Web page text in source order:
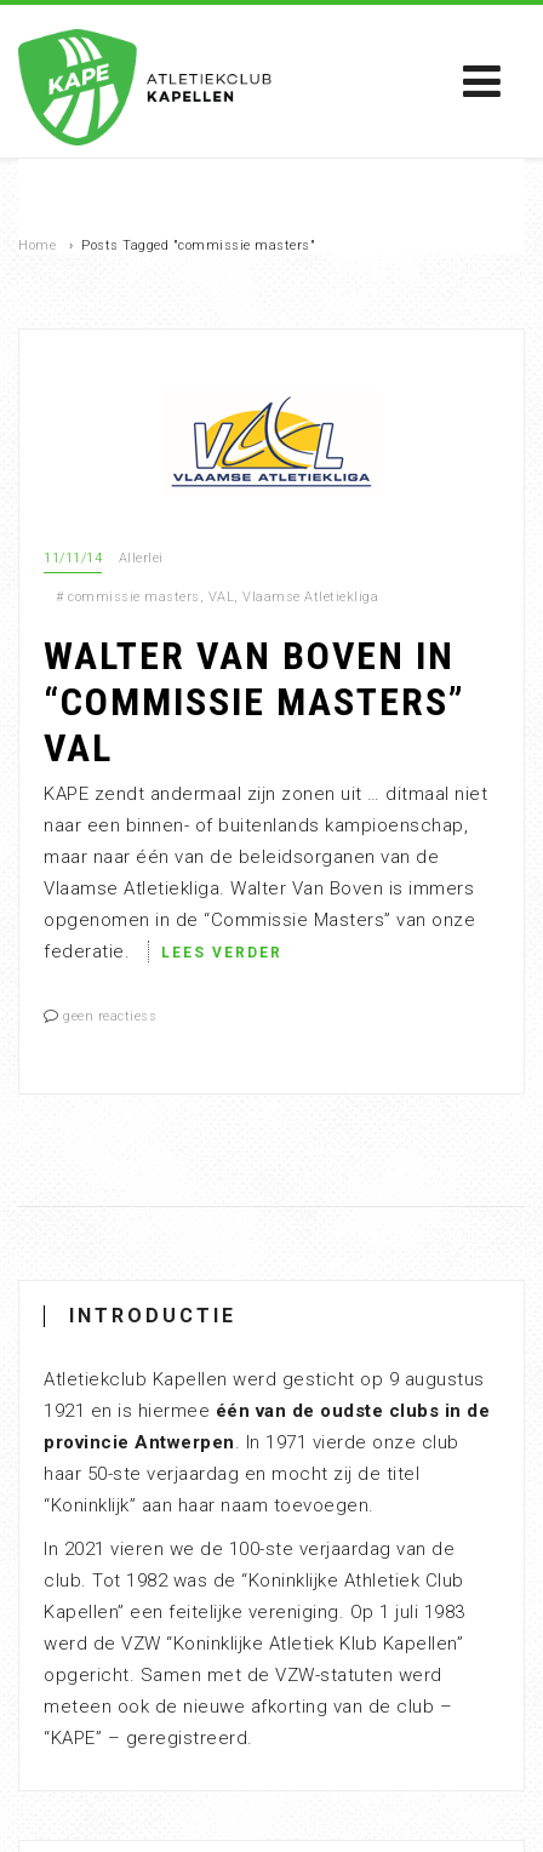
Home › Posts Tagged "commissie masters"
11/11/14 Allerlei
# commissie masters , VAL, Vlaamse Atletiekliga
WALTER VAN BOVEN IN
“COMMISSIE MASTERS”
VAL
KAPE zendt andermaal zijn zonen uit … ditmaal niet
naar een binnen- of buitenlands kampioenschap,
maar naar één van de beleidsorganen van de
Vlaamse Atletiekliga. Walter Van Boven is immers
opgenomen in de “Commissie Masters” van onze
federatie.
LEES VERDER
geen reactiess
INTRODUCTIE
Atletiekclub Kapellen werd gesticht op 9 augustus
1921 en is hiermee één van de oudste clubs in de
provincie Antwerpen. In 1971 vierde onze club
haar 50-ste verjaardag en mocht zij de titel
“Koninklijk” aan haar naam toevoegen.
In 2021 vieren we de 100-ste verjaardag van de
club. Tot 1982 was de “Koninklijke Athletiek Club
Kapellen” een feitelijke vereniging. Op 1 juli 1983
werd de VZW “Koninklijke Atletiek Klub Kapellen”
opgericht. Samen met de VZW-statuten werd
meteen ook de nieuwe afkorting van de club –
“KAPE” – geregistreerd.